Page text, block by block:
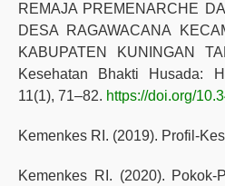
REMAJA PREMENARCHE
DESA RAGAWACANA
KABUPATEN KUNINGAN
Kesehatan Bhakti Husada:
11(1), 71–82. https://doi.org/
Kemenkes RI. (2019). Profil-
Kemenkes RI. (2020). Pokok-